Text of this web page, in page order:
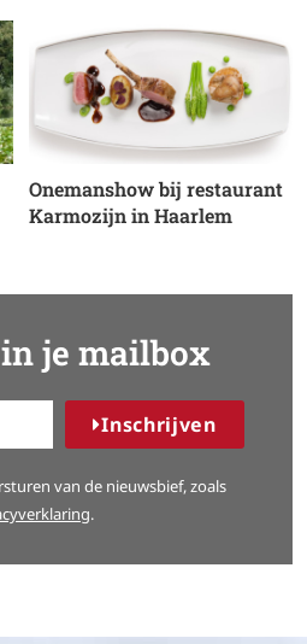
Onemanshow bij restaurant
Karmozijn in Haarlem
je mailbox
Inschrijven
van de nieuwsbief, zoals
.